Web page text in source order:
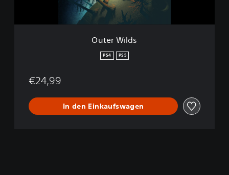
Outer Wilds
PS4 PS5
€24,99
In den Einkaufswagen